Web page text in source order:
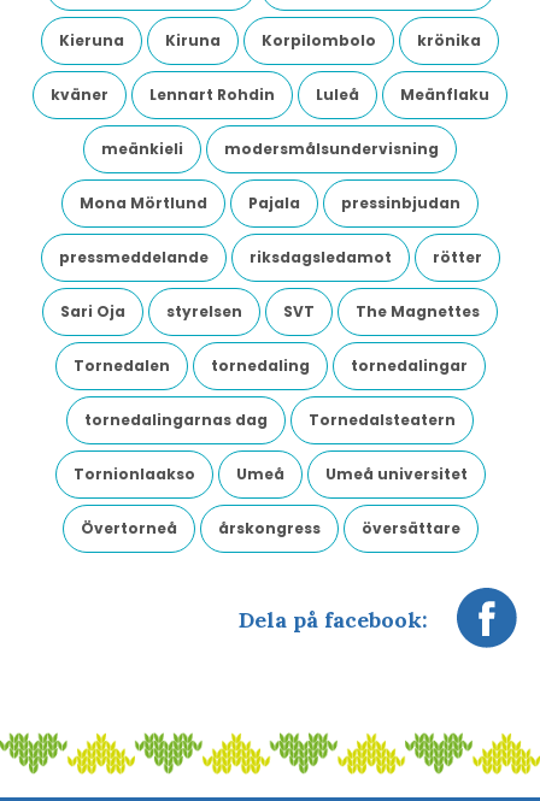
Kieruna Kiruna Korpilombolo krönika
kväner Lennart Rohdin Luleå Meänflaku
meänkieli modersmålsundervisning
Mona Mörtlund Pajala pressinbjudan
pressmeddelande riksdagsledamot rötter
Sari Oja styrelsen SVT The Magnettes
Tornedalen tornedaling tornedalingar
tornedalingarnas dag Tornedalsteatern
Tornionlaakso Umeå Umeå universitet
Övertorneå årskongress översättare
Dela på facebook: